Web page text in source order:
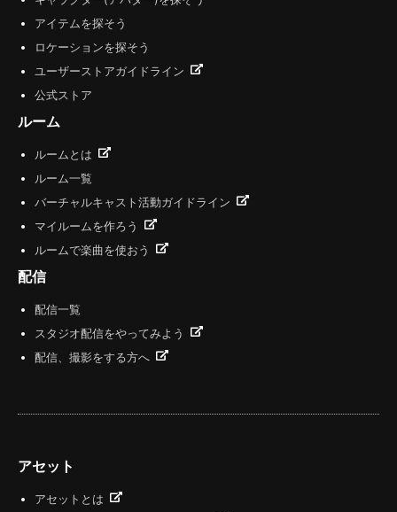
アイテムを探そう
ロケーションを探そう
ユーザーストアガイドライン
公式ストア
ルーム
ルームとは
ルーム一覧
バーチャルキャスト活動ガイドライン
マイルームを作ろう
ルームで楽曲を使おう
配信
配信一覧
スタジオ配信をやってみよう
配信、撮影をする方へ
アセット
アセットとは